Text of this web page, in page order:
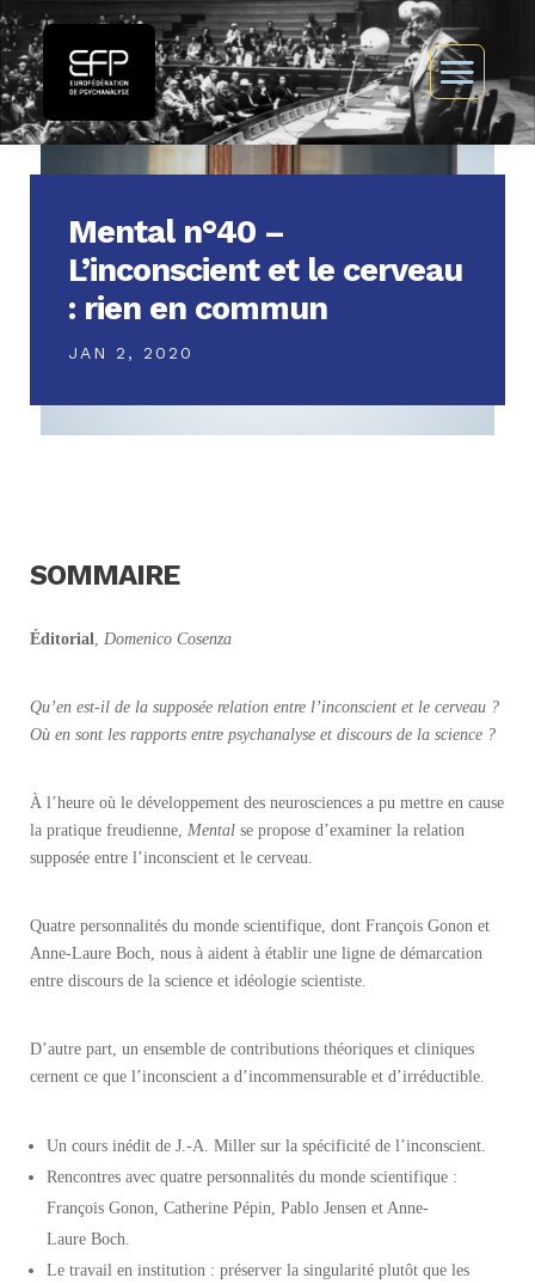
Mental n°40 –
L’inconscient et le cerveau
: rien en commun
JAN 2, 2020
SOMMAIRE
Éditorial Domenico Cosenza
Qu’en est-il de la supposée relation entre l’inconscient et le cerveau ?
Où en sont les rapports entre psychanalyse et discours de la science ?
À l’heure où le développement des neurosciences a pu mettre en cause
la pratique freudienne, Mental se propose d’examiner la relation
supposée entre l’inconscient et le cerveau.
Quatre personnalités du monde scientifique, dont François Gonon et
Anne-Laure Boch, nous à aident à établir une ligne de démarcation
entre discours de la science et idéologie scientiste.
D’autre part, un ensemble de contributions théoriques et cliniques
cernent ce que l’inconscient a d’incommensurable et d’irréductible.
Un cours inédit de J.-A. Miller sur la spécificité de l’inconscient.
Rencontres avec quatre personnalités du monde scientifique :
François Gonon, Catherine Pépin, Pablo Jensen et Anne-
Laure Boch.
Le travail en institution : préserver la singularité plutôt que les